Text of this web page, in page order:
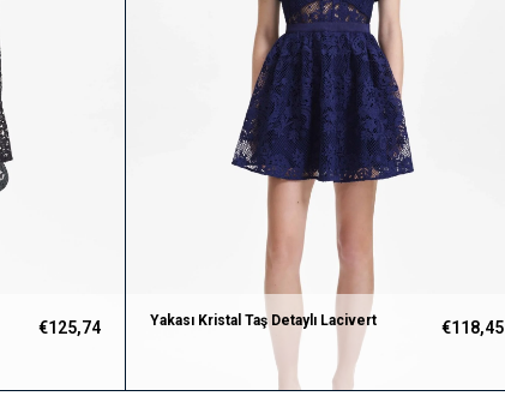
€125,74
Yakası Kristal Taş Detaylı Lacivert
Dantel Tasarım Elbise
€118,45